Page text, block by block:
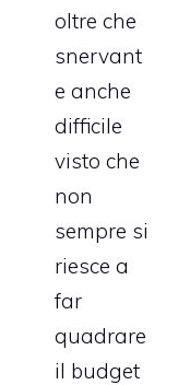
oltre che
snervant
e anche
difficile
visto che
non
sempre si
riesce a
far
quadrare
il budget